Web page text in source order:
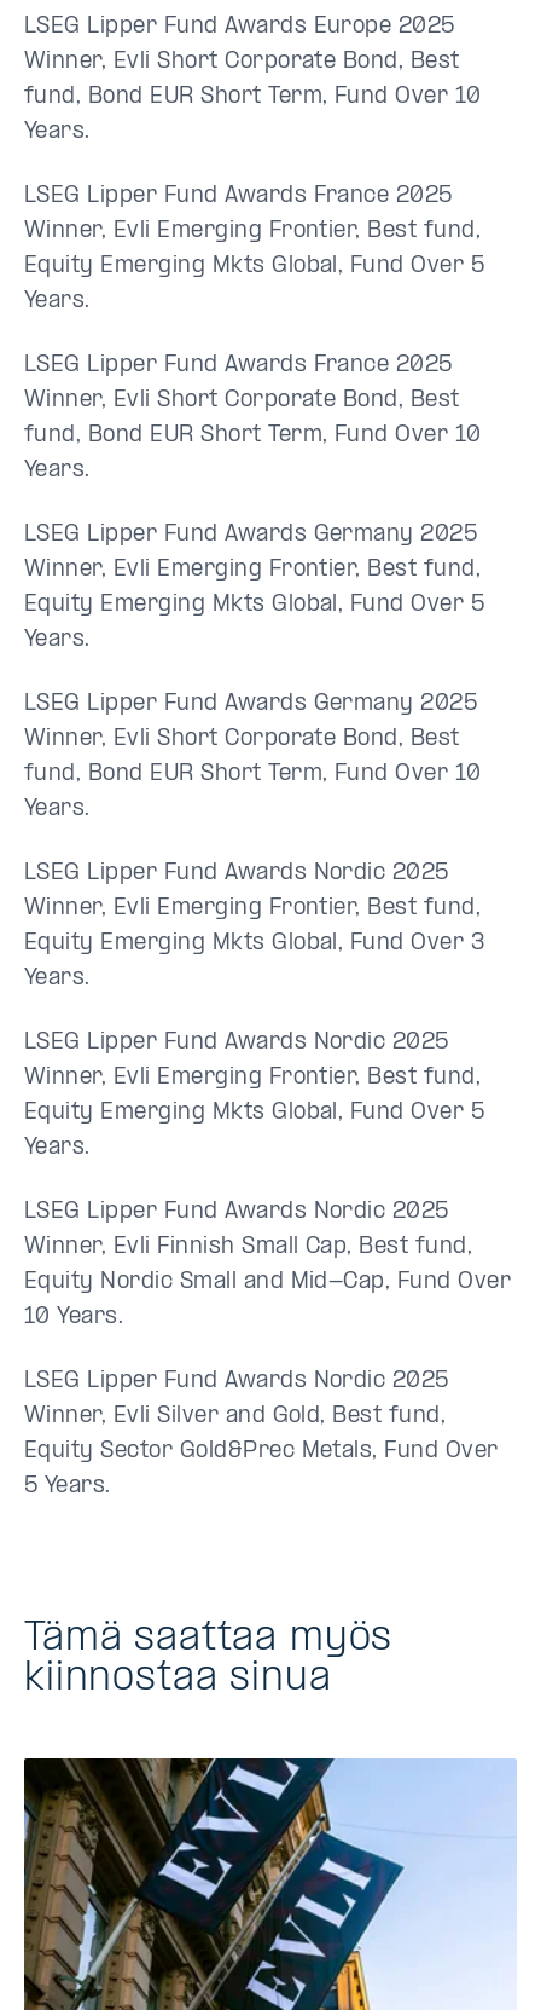
LSEG Lipper Fund Awards Europe 2025
Winner, Evli Short Corporate Bond, Best
fund, Bond EUR Short Term, Fund Over 10
Years.
LSEG Lipper Fund Awards France 2025
Winner, Evli Emerging Frontier, Best fund,
Equity Emerging Mkts Global, Fund Over 5
Years.
LSEG Lipper Fund Awards France 2025
Winner, Evli Short Corporate Bond, Best
fund, Bond EUR Short Term, Fund Over 10
Years.
LSEG Lipper Fund Awards Germany 2025
Winner, Evli Emerging Frontier, Best fund,
Equity Emerging Mkts Global, Fund Over 5
Years.
LSEG Lipper Fund Awards Germany 2025
Winner, Evli Short Corporate Bond, Best
fund, Bond EUR Short Term, Fund Over 10
Years.
LSEG Lipper Fund Awards Nordic 2025
Winner, Evli Emerging Frontier, Best fund,
Equity Emerging Mkts Global, Fund Over 3
Years.
LSEG Lipper Fund Awards Nordic 2025
Winner, Evli Emerging Frontier, Best fund,
Equity Emerging Mkts Global, Fund Over 5
Years.
LSEG Lipper Fund Awards Nordic 2025
Winner, Evli Finnish Small Cap, Best fund,
Equity Nordic Small and Mid-Cap, Fund Over
10 Years.
LSEG Lipper Fund Awards Nordic 2025
Winner, Evli Silver and Gold, Best fund,
Equity Sector Gold&Prec Metals, Fund Over
5 Years.
Tämä saattaa myös
kiinnostaa sinua